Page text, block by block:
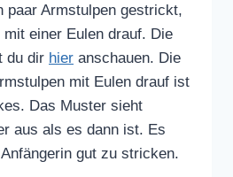
paar Armstulpen gestrickt,
einer Eulen drauf. Die
du dir hier anschauen. Die
mit Eulen drauf ist
Das Muster sieht
aus als es dann ist. Es
gut zu stricken.